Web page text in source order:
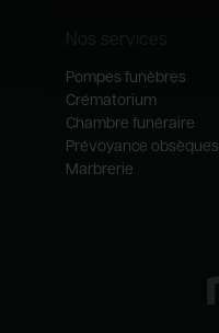
Pompes funèbres
Crématorium
Chambre funéraire
Prévoyance obsèques
Marbrerie